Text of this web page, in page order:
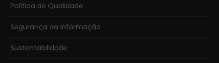
Política de Qualidade
Segurança da Informação
Sustentabilidade